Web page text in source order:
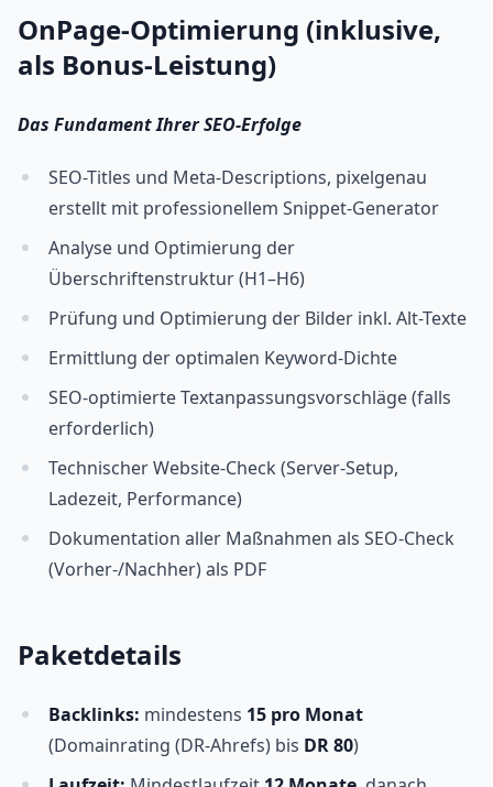
OnPage-Optimierung (inklusive,
als Bonus-Leistung)
Das Fundament Ihrer SEO-Erfolge
SEO-Titles und Meta-Descriptions, pixelgenau
erstellt mit professionellem Snippet-Generator
Analyse und Optimierung der
Überschriftenstruktur (H1–H6)
Prüfung und Optimierung der Bilder inkl. Alt-Texte
Ermittlung der optimalen Keyword-Dichte
SEO-optimierte Textanpassungsvorschläge (falls
erforderlich)
Technischer Website-Check (Server-Setup,
Ladezeit, Performance)
Dokumentation aller Maßnahmen als SEO-Check
(Vorher-/Nachher) als PDF
Paketdetails
Backlinks: mindestens 15 pro Monat
(Domainrating (DR-Ahrefs) bis DR 80)